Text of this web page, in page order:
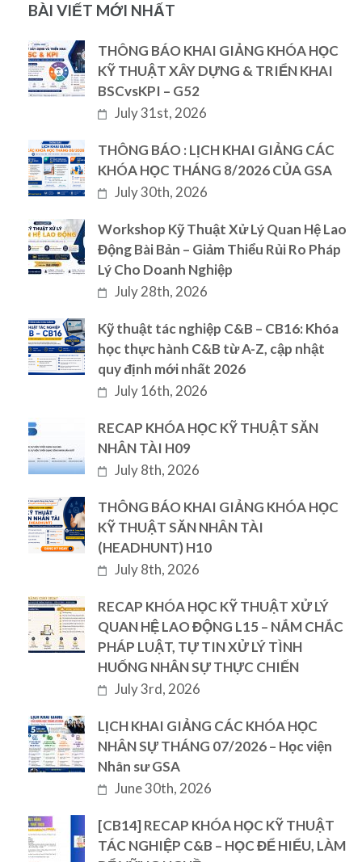
BÀI VIẾT MỚI NHẤT
THÔNG BÁO KHAI GIẢNG KHÓA HỌC
KỸ THUẬT XÂY DỰNG & TRIỂN KHAI
BSCvsKPI – G52
July 31st, 2026
THÔNG BÁO : LỊCH KHAI GIẢNG CÁC
KHÓA HỌC THÁNG 8/2026 CỦA GSA
July 30th, 2026
Workshop Kỹ Thuật Xử Lý Quan Hệ Lao
Động Bài Bản – Giảm Thiểu Rủi Ro Pháp
Lý Cho Doanh Nghiệp
July 28th, 2026
Kỹ thuật tác nghiệp C&B – CB16: Khóa
học thực hành C&B từ A-Z, cập nhật
quy định mới nhất 2026
July 16th, 2026
RECAP KHÓA HỌC KỸ THUẬT SĂN
NHÂN TÀI H09
July 8th, 2026
THÔNG BÁO KHAI GIẢNG KHÓA HỌC
KỸ THUẬT SĂN NHÂN TÀI
(HEADHUNT) H10
July 8th, 2026
RECAP KHÓA HỌC KỸ THUẬT XỬ LÝ
QUAN HỆ LAO ĐỘNG L15 – NẮM CHẮC
PHÁP LUẬT, TỰ TIN XỬ LÝ TÌNH
HUỐNG NHÂN SỰ THỰC CHIẾN
July 3rd, 2026
LỊCH KHAI GIẢNG CÁC KHÓA HỌC
NHÂN SỰ THÁNG 07/2026 – Học viện
Nhân sư GSA
June 30th, 2026
[CB14] RECAP KHÓA HỌC KỸ THUẬT
TÁC NGHIỆP C&B – HỌC ĐỂ HIỂU, LÀM